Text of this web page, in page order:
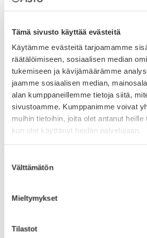
Tämä sivusto käyttää evästeitä
Käytämme evästeitä tarjoamamme
räätälöimiseen, sosiaalisen median
tukemiseen ja kävijämäärämme
jaamme sosiaalisen median,
alan kumppaneillemme tietoja siitä,
sivustoamme. Kumppanimme voivat
muihin tietoihin, joita olet antanut heille
kun olet käyttänyt heidän palvelujaan.
valinta
Välttämätön
Mieltymykset
Tilastot
menun tarkemmin. Varaukset sekä
pyydämme ilmoittamaan
(toimisto@epopisto.fi tai 06 425
(5–12 v. / 15€, alle 5-vuotiaat
pöytä kuuluu